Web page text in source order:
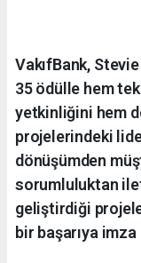
VakıfBank,
35 ödülle hem
yetkinliğini hem
projelerindeki
dönüşümden
sorumluluktan
geliştirdiği
bir başarıya imza